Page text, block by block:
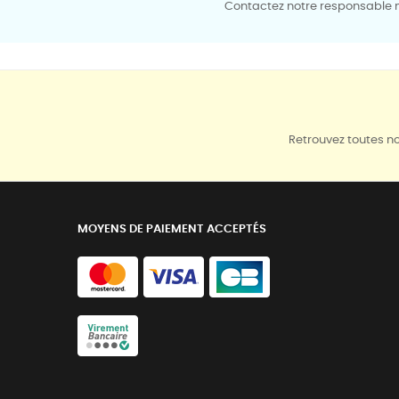
Contactez notre responsable
Retrouvez toutes
MOYENS DE PAIEMENT ACCEPTÉS